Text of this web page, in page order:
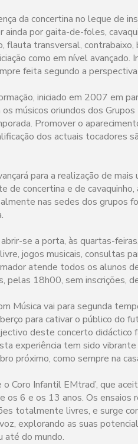
da concertina no leque de
por gaita-de-foles,
flauta transversal,
como em nível
feita segundo a
iniciado em 2007 em
músicos oriundos dos
Promover o
dos actuais tocadores
para a realização de
de concertina e de
nas sedes dos grupos
se a porta, às quartas-
jogos musicais, consultas
atende todos os alunos
pelas 18h00, sem inscrições,
Música vai para segunda
para cativar o público do
deste concerto didáctico
experiência tem sido
próximo, como sempre na
Coro Infantil EMtrad’, que
os 6 e os 13 anos. Os
totalmente livres, e surge
explorando as suas
até do mundo.